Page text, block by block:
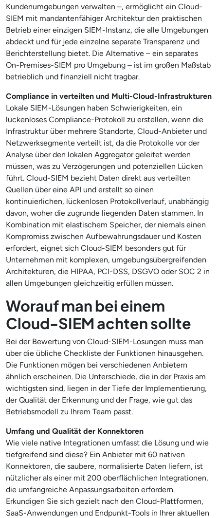
Kundenumgebungen verwalten –, ermöglicht ein Cloud-
SIEM mit mandantenfähiger Architektur den praktischen
Betrieb einer einzigen SIEM-Instanz, die alle Umgebungen
abdeckt und für jede einzelne separate Transparenz und
Berichterstellung bietet. Die Alternative – ein separates
On-Premises-SIEM pro Umgebung – ist im großen Maßstab
betrieblich und finanziell nicht tragbar.
Compliance in verteilten und Multi-Cloud-Infrastrukturen
Lokale SIEM-Lösungen haben Schwierigkeiten, ein
lückenloses Compliance-Protokoll zu erstellen, wenn die
Infrastruktur über mehrere Standorte, Cloud-Anbieter und
Netzwerksegmente verteilt ist, da die Protokolle vor der
Analyse über den lokalen Aggregator geleitet werden
müssen, was zu Verzögerungen und potenziellen Lücken
führt. Cloud-SIEM bezieht Daten direkt aus verteilten
Quellen über eine API und erstellt so einen
kontinuierlichen, lückenlosen Protokollverlauf, unabhängig
davon, woher die zugrunde liegenden Daten stammen. In
Kombination mit elastischem Speicher, der niemals einen
Kompromiss zwischen Aufbewahrungsdauer und Kosten
erfordert, eignet sich Cloud-SIEM besonders gut für
Unternehmen mit komplexen, umgebungsübergreifenden
Architekturen, die HIPAA, PCI-DSS, DSGVO oder SOC 2 in
allen Umgebungen gleichzeitig erfüllen müssen.
Worauf man bei einem
Cloud-SIEM achten sollte
Bei der Bewertung von Cloud-SIEM-Lösungen muss man
über die übliche Checkliste der Funktionen hinausgehen.
Die Funktionen mögen bei verschiedenen Anbietern
ähnlich erscheinen. Die Unterschiede, die in der Praxis am
wichtigsten sind, liegen in der Tiefe der Implementierung,
der Qualität der Erkennung und der Frage, wie gut das
Betriebsmodell zu Ihrem Team passt.
Umfang und Qualität der Konnektoren
Wie viele native Integrationen umfasst die Lösung und wie
tiefgreifend sind diese? Ein Anbieter mit 60 nativen
Konnektoren, die saubere, normalisierte Daten liefern, ist
nützlicher als einer mit 200 oberflächlichen Integrationen,
die umfangreiche Anpassungsarbeiten erfordern.
Erkundigen Sie sich gezielt nach den Cloud-Plattformen,
SaaS-Anwendungen und Endpunkt-Tools in Ihrer aktuellen